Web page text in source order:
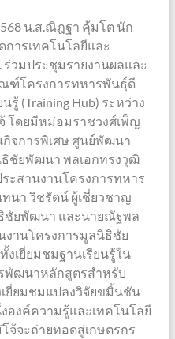
น.ส.ณิฎฐา คุ้มโต นัก
การเทคโนโลยีและ
ร่วมประชุมรายงานผลและ
ฑ์โครงการทหารพันธุ์ดี
(Training Hub) ระหว่าง
โดยมีหม่อมราชวงศ์เพ็ญ
จการพิเศษ ศูนย์พัฒนา
ชัยพัฒนา พลเอกทรงวุฒิ
ะสานงานโครงการทหาร
นา วิชรัตน์ ผู้เชี่ยวชาญ
ยพัฒนา และนายณัฐพล
งานโครงการมูลนิธิชัย
เยี่ยมชมฐานเรียนรู้ใน
รพัฒนาหลักสูตรสำหรับ
ยี่ยมชมแปลงวิจัยขมิ้นชัน
องค์ความรู้และเทคโนโลยี
จ้จะถ่ายทอดสู่เกษตรกร